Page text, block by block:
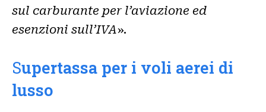
sul carburante per l’aviazione ed
esenzioni sull’IVA».
Supertassa per i voli aerei di
lusso